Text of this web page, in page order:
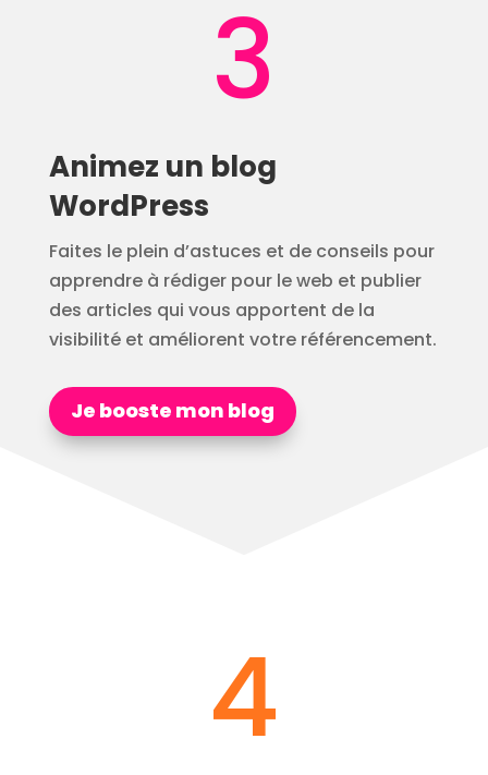
3
Animez un blog
WordPress
Faites le plein d’astuces et de conseils pour
apprendre à rédiger pour le web et publier
des articles qui vous apportent de la
visibilité et améliorent votre référencement.
Je booste mon blog
4